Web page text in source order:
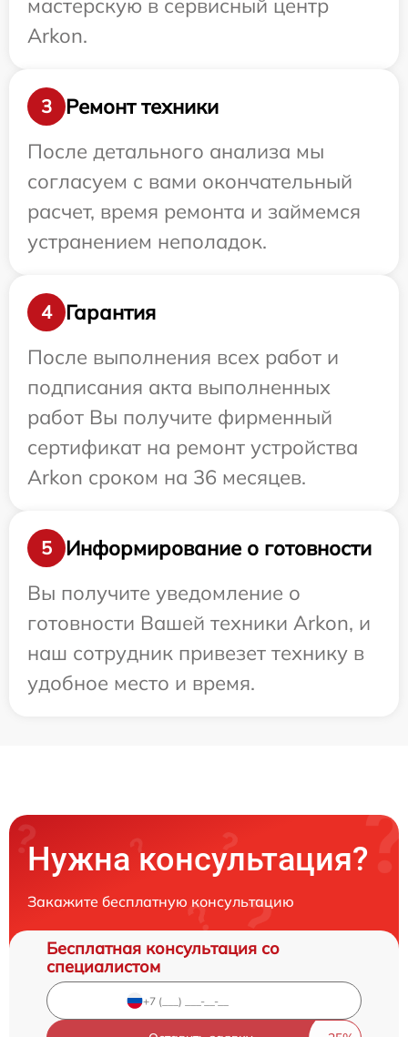
мастерскую в сервисный центр
Arkon.
3
Ремонт техники
После детального анализа мы
согласуем с вами окончательный
расчет, время ремонта и займемся
устранением неполадок.
4
Гарантия
После выполнения всех работ и
подписания акта выполненных
работ Вы получите фирменный
сертификат на ремонт устройства
Arkon сроком на 36 месяцев.
5
Информирование о готовности
Вы получите уведомление о
готовности Вашей техники Arkon, и
наш сотрудник привезет технику в
удобное место и время.
Нужна консультация?
Закажите бесплатную консультацию
Бесплатная консультация со
специалистом